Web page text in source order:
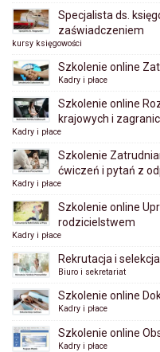
Specjalista ds.
zaświadczeniem
kursy księgowości
Szkolenie online
Kadry i płace
Szkolenie online
krajowych i
Kadry i płace
Szkolenie
ćwiczeń i pytań z
Kadry i płace
Szkolenie online
rodzicielstwem
Kadry i płace
Rekrutacja i
Biuro i sekretariat
Szkolenie online
Kadry i płace
Szkolenie online
Kadry i płace